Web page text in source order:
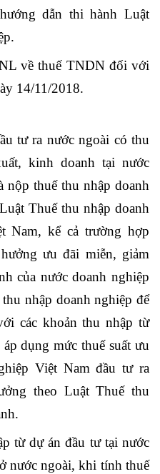
dẫn thi hành Luật
về thuế TNDN đối với
14/11/2018.
tư ra nước ngoài có thu
kinh doanh tại nước
nộp thuế thu nhập doanh
Thuế thu nhập doanh
Nam, kể cả trường hợp
ưu đãi miễn, giảm
của nước doanh nghiệp
nhập doanh nghiệp để
các khoản thu nhập từ
dụng mức thuế suất ưu
Việt Nam đầu tư ra
theo Luật Thuế thu
từ dự án đầu tư tại nước
nước ngoài, khi tính thuế